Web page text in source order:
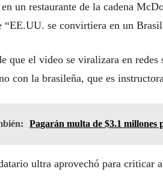
un restaurante de la cadena
“EE.UU. se convirtiera en un
que el video se viralizara en
con la brasileña, que es
Pagarán multa de $3.1 millones
ultra aprovechó para criticar